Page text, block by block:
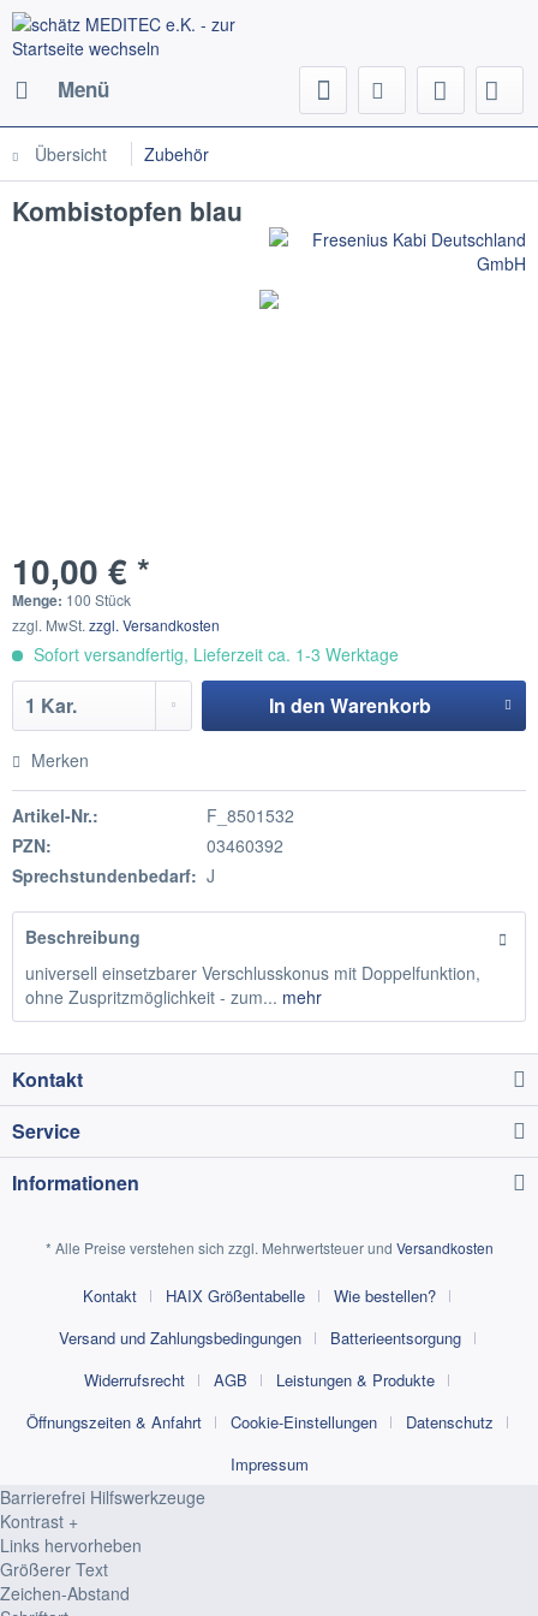
Menü
Übersicht Zubehör
Kombistopfen blau
10,00 € *
Menge: 100 Stück
zzgl. MwSt. zzgl. Versandkosten
Sofort versandfertig, Lieferzeit ca. 1-3 Werktage
In den Warenkorb
Merken
Artikel-Nr.:
F_8501532
PZN:
03460392
Sprechstundenbedarf: J
Beschreibung
universell einsetzbarer Verschlusskonus mit Doppelfunktion,
ohne Zuspritzmöglichkeit - zum... mehr
Kontakt
Service
Informationen
* Alle Preise verstehen sich zzgl. Mehrwertsteuer und Versandkosten
Kontakt HAIX Größentabelle
Wie bestellen?
Versand und Zahlungsbedingungen
Batterieentsorgung
Widerrufsrecht
AGB
Leistungen & Produkte
Öffnungszeiten & Anfahrt
Cookie-Einstellungen
Datenschutz
Impressum
Barrierefrei Hilfswerkzeuge
Kontrast +
Links hervorheben
Größerer Text
Zeichen-Abstand